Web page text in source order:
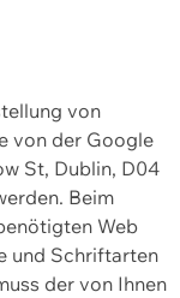
von
von der Google
St, Dublin, D04
Beim
Web
und Schriftarten
der von Ihnen